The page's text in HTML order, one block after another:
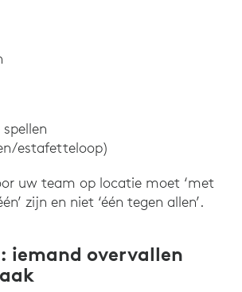
estafetteloop)
uw team op locatie moet ‘met
zijn en niet ‘één tegen allen’.
iemand overvallen